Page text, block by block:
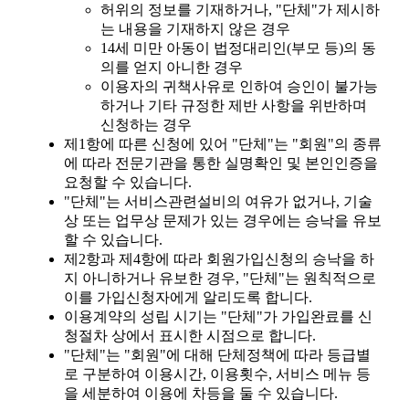
허위의 정보를 기재하거나, "단체"가 제시하
는 내용을 기재하지 않은 경우
14세 미만 아동이 법정대리인(부모 등)의 동
의를 얻지 아니한 경우
이용자의 귀책사유로 인하여 승인이 불가능
하거나 기타 규정한 제반 사항을 위반하며
신청하는 경우
제1항에 따른 신청에 있어 "단체"는 "회원"의 종류
에 따라 전문기관을 통한 실명확인 및 본인인증을
요청할 수 있습니다.
"단체"는 서비스관련설비의 여유가 없거나, 기술
상 또는 업무상 문제가 있는 경우에는 승낙을 유보
할 수 있습니다.
제2항과 제4항에 따라 회원가입신청의 승낙을 하
지 아니하거나 유보한 경우, "단체"는 원칙적으로
이를 가입신청자에게 알리도록 합니다.
이용계약의 성립 시기는 "단체"가 가입완료를 신
청절차 상에서 표시한 시점으로 합니다.
"단체"는 "회원"에 대해 단체정책에 따라 등급별
로 구분하여 이용시간, 이용횟수, 서비스 메뉴 등
을 세분하여 이용에 차등을 둘 수 있습니다.